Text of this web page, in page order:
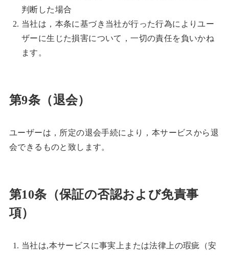
判断した場合
当社は，本条に基づき当社が行った行為によりユー
ザーに生じた損害について，一切の責任を負いかね
ます。
第9条（退会）
ユーザーは，所定の退会手続により，本サービスから退
会できるものと致します。
第10条（保証の否認および免責事
項）
当社は,本サービスに事実上または法律上の瑕疵（安